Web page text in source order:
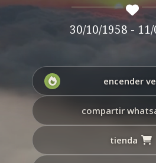
30/10/1958 -
encender
compartir
tienda